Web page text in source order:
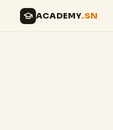
ACADEMY.SN